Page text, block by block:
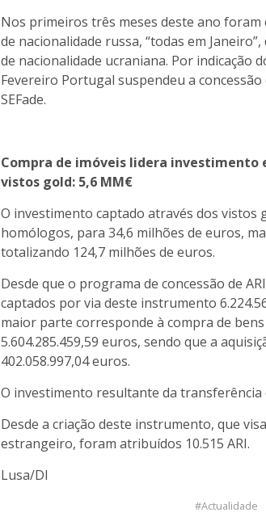
Nos primeiros três meses deste ano foram
de nacionalidade russa, “todas em
de nacionalidade ucraniana. Por indicação
Fevereiro Portugal suspendeu a
SEFade.
Compra de imóveis lidera
vistos gold: 5,6 MM€
O investimento captado através dos vistos
homólogos, para 34,6 milhões de euros,
totalizando 124,7 milhões de euros.
Desde que o programa de concessão de
captados por via deste instrumento
maior parte corresponde à compra de
5.604.285.459,59 euros, sendo que a
402.058.997,04 euros.
O investimento resultante da transferência
Desde a criação deste instrumento, que
estrangeiro, foram atribuídos 10.515 ARI.
Lusa/DI
Actualidade